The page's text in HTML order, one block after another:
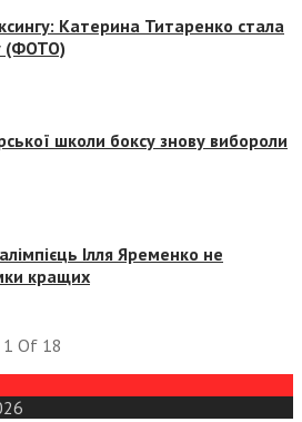
Катерина Титаренко стала
(ФОТО)
школи боксу знову вибороли
Ілля Яременко не
кращих
1 Of 18